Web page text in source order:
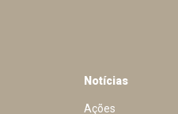
Notícias
Ações